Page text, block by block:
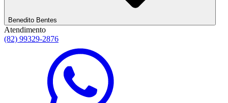
Benedito Bentes
Atendimento
(82) 99329-2876